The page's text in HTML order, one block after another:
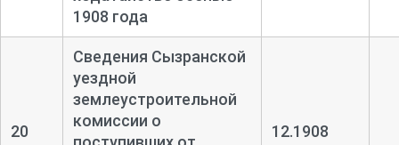
1908 года
20
Сведения Сызранской
уездной
землеустроительной
комиссии о
12.1908